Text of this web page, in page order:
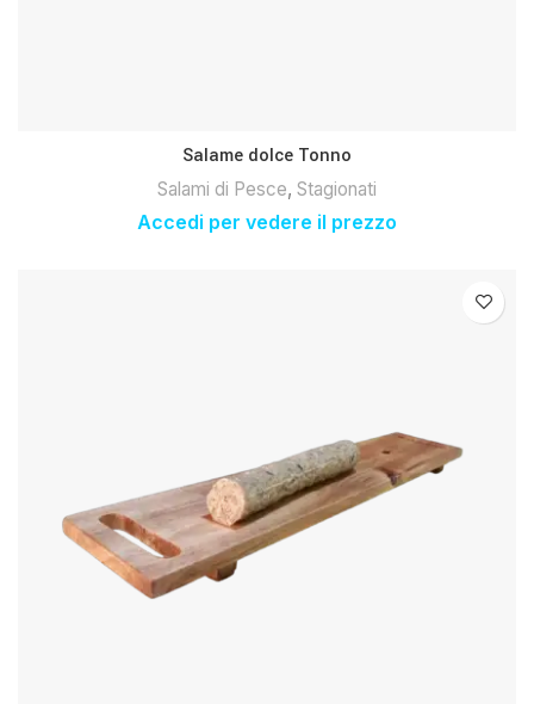
Salame dolce Tonno
Salami di Pesce, Stagionati
Accedi per vedere il prezzo